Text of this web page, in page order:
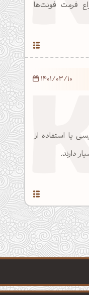
فرمت فونت‌ها
یا استفاده از
دارند.
1401/03/10